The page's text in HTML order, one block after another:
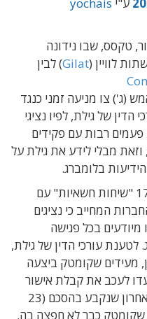
טקסס, שבו נידונה
לוויין (Gilat) לבין
(ג') צו מניעה זמני כנגד
של גילת, לפיו נציגי
רבות עם פקידים
מבלי לידע את גילת על
בלומברג.
לפי המידע, אנשי קומטק קיימו כ-17 "שיחות חשאיות" עם
המחייב כי נציגים
בכל פגישה
עורכי הדין של גילת,
מעידים שקומטק ביצעה
לעכב את קבלת אישור
המיזוג ברוסיה עד לאחר המועד האחרון שנקבע בהסכם (23
שקומטק כבר לא חפצה בה.